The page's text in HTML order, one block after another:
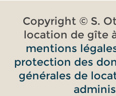
Copyright © S.
location de gîte
mentions
protection des
générales de